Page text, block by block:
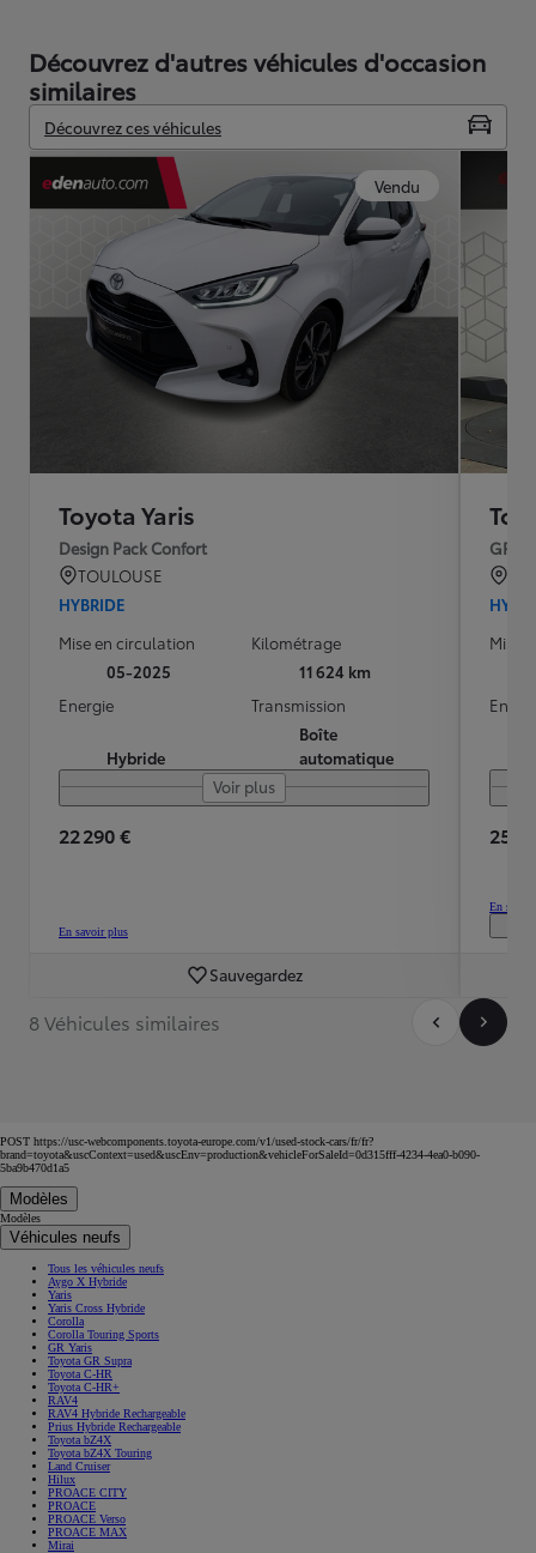
Découvrez d'autres véhicules d'occasion
similaires
Découvrez ces véhicules
Vendu
Toyota Yaris
Design Pack Confort
TOULOUSE
HYBRIDE
Mise en circulation
05-2025
Kilométrage
11 624 km
Energie
Hybride
Transmission
Boîte
automatique
Voir plus
22 290 €
En savoir plus
Sauvegardez
GR
Mise
25
En
8 Véhicules similaires
POST https://usc-webcomponents.toyota-europe.com/v1/used-stock-cars/fr/fr?
brand=toyota&uscContext=used&uscEnv=production&vehicleForSaleId=0d315fff-4234-4ea0-b090-
5ba9b470d1a5
Modèles
Modèles
Véhicules neufs
Tous les véhicules neufs
Aygo X Hybride
Yaris
Yaris Cross Hybride
Corolla
Corolla Touring Sports
GR Yaris
Toyota GR Supra
Toyota C-HR
Toyota C-HR+
RAV4
RAV4 Hybride Rechargeable
Prius Hybride Rechargeable
Toyota bZ4X
Toyota bZ4X Touring
Land Cruiser
Hilux
PROACE CITY
PROACE
PROACE Verso
PROACE MAX
Mirai